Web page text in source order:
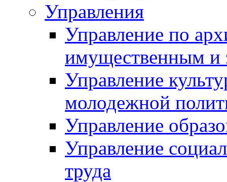
Управления
Управление по
имущественным и
Управление
молодежной
Управление
Управление
труда